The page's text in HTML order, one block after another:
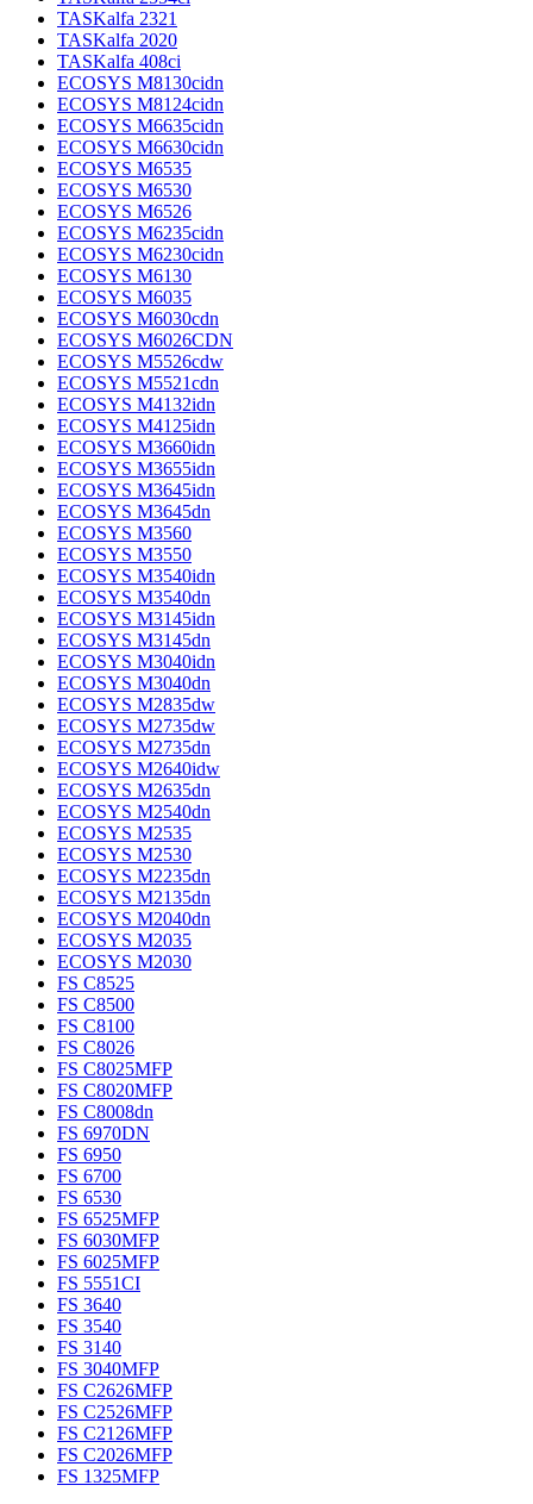
TASKalfa 2321
TASKalfa 2020
TASKalfa 408ci
ECOSYS M8130cidn
ECOSYS M8124cidn
ECOSYS M6635cidn
ECOSYS M6630cidn
ECOSYS M6535
ECOSYS M6530
ECOSYS M6526
ECOSYS M6235cidn
ECOSYS M6230cidn
ECOSYS M6130
ECOSYS M6035
ECOSYS M6030cdn
ECOSYS M6026CDN
ECOSYS M5526cdw
ECOSYS M5521cdn
ECOSYS M4132idn
ECOSYS M4125idn
ECOSYS M3660idn
ECOSYS M3655idn
ECOSYS M3645idn
ECOSYS M3645dn
ECOSYS M3560
ECOSYS M3550
ECOSYS M3540idn
ECOSYS M3540dn
ECOSYS M3145idn
ECOSYS M3145dn
ECOSYS M3040idn
ECOSYS M3040dn
ECOSYS M2835dw
ECOSYS M2735dw
ECOSYS M2735dn
ECOSYS M2640idw
ECOSYS M2635dn
ECOSYS M2540dn
ECOSYS M2535
ECOSYS M2530
ECOSYS M2235dn
ECOSYS M2135dn
ECOSYS M2040dn
ECOSYS M2035
ECOSYS M2030
FS C8525
FS C8500
FS C8100
FS C8026
FS C8025MFP
FS C8020MFP
FS C8008dn
FS 6970DN
FS 6950
FS 6700
FS 6530
FS 6525MFP
FS 6030MFP
FS 6025MFP
FS 5551CI
FS 3640
FS 3540
FS 3140
FS 3040MFP
FS C2626MFP
FS C2526MFP
FS C2126MFP
FS C2026MFP
FS 1325MFP